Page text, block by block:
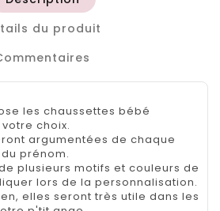
du produit
les chaussettes bébé
choix.
argumentées de chaque
prénom.
plusieurs motifs et couleurs de
lors de la personnalisation.
elles seront très utile dans les